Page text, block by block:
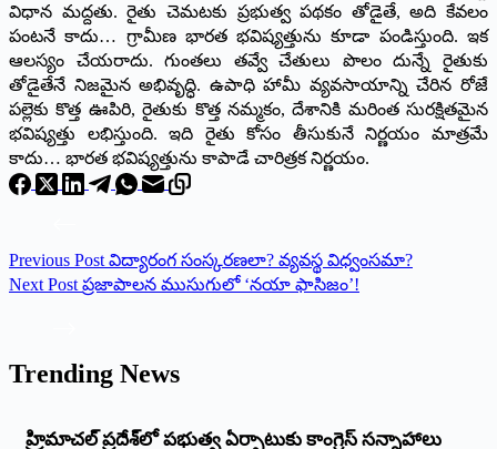
విధాన మద్దతు. రైతు చెమటకు ప్రభుత్వ పథకం తోడైతే, అది కేవలం
పంటనే కాదు… గ్రామీణ భారత భవిష్యత్తును కూడా పండిస్తుంది. ఇక
ఆలస్యం చేయరాదు. గుంతలు తవ్వే చేతులు పొలం దున్నే రైతుకు
తోడైతేనే నిజమైన అభివృద్ధి. ఉపాధి హామీ వ్యవసాయాన్ని చేరిన రోజే
పల్లెకు కొత్త ఊపిరి, రైతుకు కొత్త నమ్మకం, దేశానికి మరింత సురక్షితమైన
భవిష్యత్తు లభిస్తుంది. ఇది రైతు కోసం తీసుకునే నిర్ణయం మాత్రమే
కాదు… భారత భవిష్యత్తును కాపాడే చారిత్రక నిర్ణయం.
Previous Post విద్యారంగ సంస్కరణలా? వ్యవస్థ విధ్వంసమా?
Next Post ప్రజాపాలన ముసుగులో ‘నయా ఫాసిజం’!
Trending News
‌హ్రిమాచల్‌ ‌ప్రదేశ్‌లో పభుత్వ ఏర్పాటుకు కాంగ్రెస్‌ ‌సన్నాహాలు